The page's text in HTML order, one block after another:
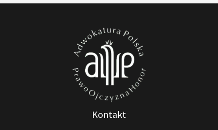
Kontakt